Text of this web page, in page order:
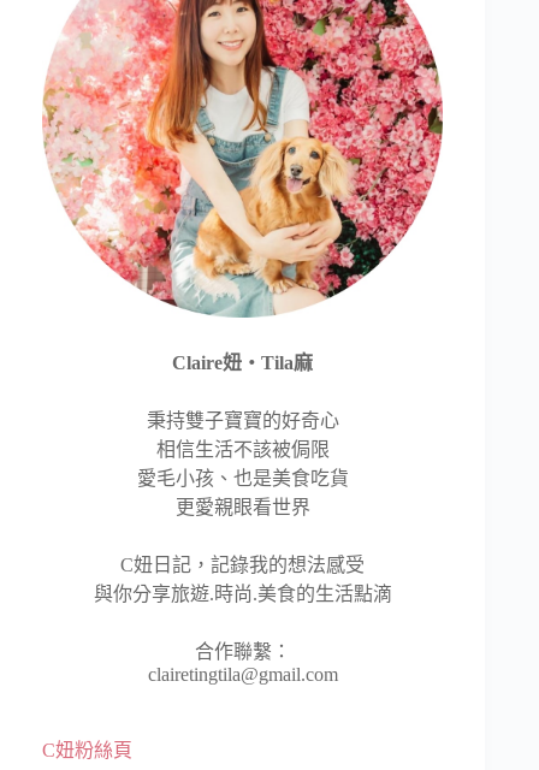
Claire妞‧Tila麻
秉持雙子寶寶的好奇心
相信生活不該被侷限
愛毛小孩、也是美食吃貨
更愛親眼看世界
C妞日記，記錄我的想法感受
與你分享旅遊.時尚.美食的生活點滴
合作聯繫：
clairetingtila@gmail.com
C妞粉絲頁